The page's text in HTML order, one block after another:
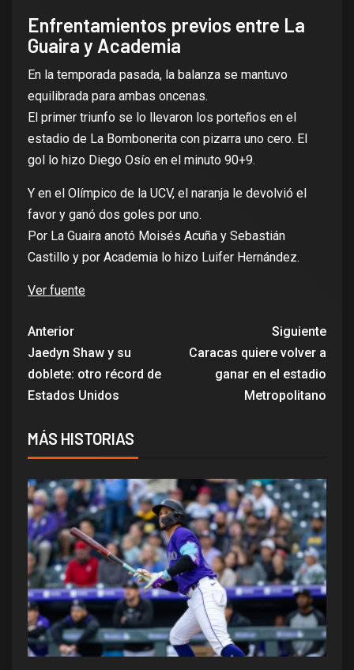
Enfrentamientos previos entre La
Guaira y Academia
En la temporada pasada, la balanza se mantuvo
equilibrada para ambas oncenas.
El primer triunfo se lo llevaron los porteños en el
estadio de La Bombonerita con pizarra uno cero. El
gol lo hizo Diego Osío en el minuto 90+9.
Y en el Olímpico de la UCV, el naranja le devolvió el
favor y ganó dos goles por uno.
Por La Guaira anotó Moisés Acuña y Sebastián
Castillo y por Academia lo hizo Luifer Hernández.
Ver fuente
Anterior
Jaedyn Shaw y su
doblete: otro récord de
Estados Unidos
Siguiente
Caracas quiere volver a
ganar en el estadio
Metropolitano
MÁS HISTORIAS